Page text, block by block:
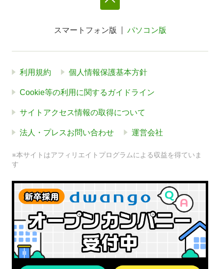
スマートフォン版 パソコン版
利用規約 個人情報保護基本方針
Cookie等の利用に関するガイドライン
サイトアクセス情報の取得について
法人・プレスお問い合わせ 運営会社
※本サイトはアフィリエイトプログラムによる収益を得ていま
す